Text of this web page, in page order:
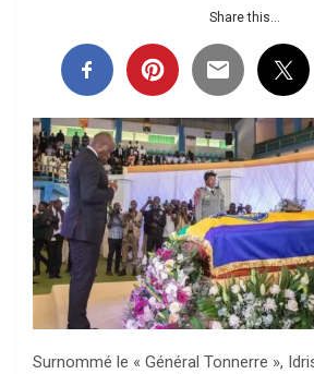
Share this...
Surnommé le « Général Tonnerre »,